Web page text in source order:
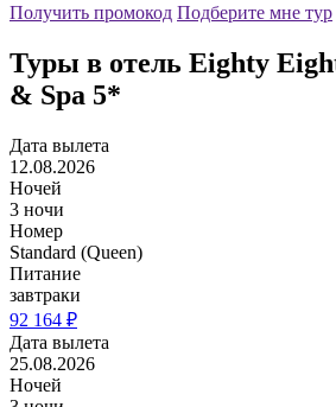
Получить промокод Подберите мне тур
Туры в отель Eighty
& Spa 5*
Дата вылета
12.08.2026
Ночей
3 ночи
Номер
Standard (Queen)
Питание
завтраки
92 164 ₽
Дата вылета
25.08.2026
Ночей